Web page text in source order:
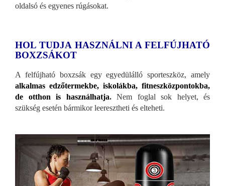
oldalsó és egyenes rúgásokat.
HOL TUDJA HASZNÁLNI A FELFÚJHATÓ
BOXZSÁKOT
A felfújható boxzsák egy egyedülálló sporteszköz, amely
alkalmas edzőtermekbe, iskolákba, fitneszközpontokba,
de otthon is használhatja. Nem foglal sok helyet, és
szükség esetén bármikor leeresztheti és elteheti.